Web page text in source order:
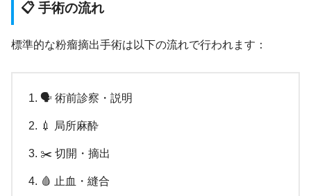
📋 手術の流れ
標準的な粉瘤摘出手術は以下の流れで行われます：
🗣️ 術前診察・説明
💉 局所麻酔
✂️ 切開・摘出
🩸 止血・縫合